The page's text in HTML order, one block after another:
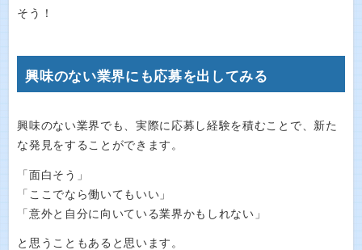
興味のない業界にも応募を出してみる
興味のない業界でも、実際に応募し経験を積むことで、新た
な発見をすることができます。
「面白そう」
「ここでなら働いてもいい」
「意外と自分に向いている業界かもしれない」
と思うこともあると思います。